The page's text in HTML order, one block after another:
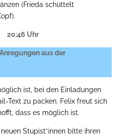
(Frieda schüttelt
20:46 Uhr
aus der
ist, bei den Einladungen
Text zu packen. Felix freut sich
dass es möglich ist.
Stupist*innen bitte ihren